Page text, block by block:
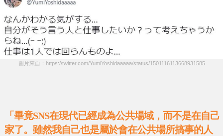
圖片來自：https://twitter.com/YumiYoshidaaaaa/status/1501116113668931585
「畢竟SNS在現代已經成為公共場域，而不是在自己
家了。雖然我自己也是屬於會在公共場所搞事的人